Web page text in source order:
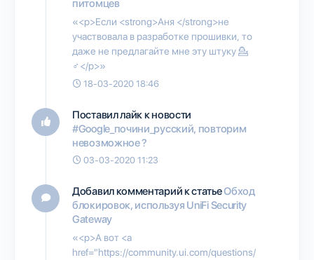
питомцев
«<p>Если <strong>Аня </strong>не
участвовала в разработке прошивки, то
даже не предлагайте мне эту штуку 💁
♂️</p>»
18-03-2020 18:46
Поставил лайк к новости
#Google_почини_русский, повторим
невозможное ?
03-03-2020 11:23
Добавил комментарий к статьеОбход
блокировок, используя UniFi Security
Gateway
«<p>А вот <a
href="https://community.ui.com/questions/